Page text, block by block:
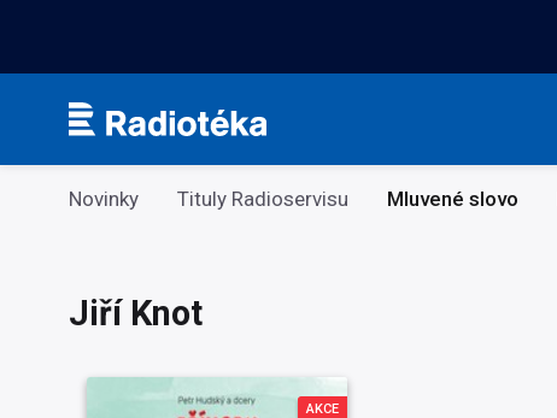
Kategorie
Novinky Tituly Radioservisu Mluvené slovo
Jiří Knot
AKCE